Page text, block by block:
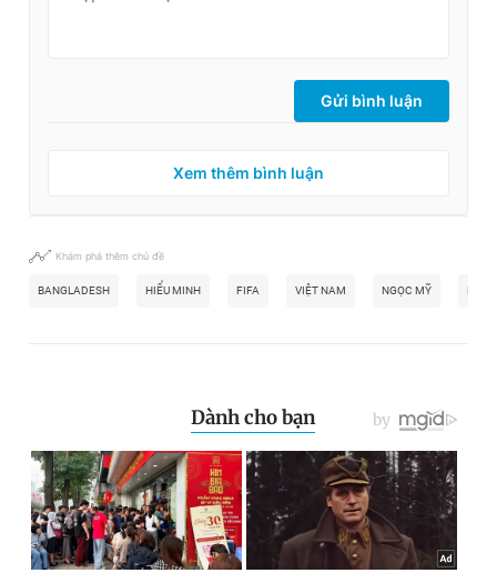
Gửi bình luận
Xem thêm bình luận
Khám phá thêm chủ đề
BANGLADESH HIỂU MINH FIFA VIỆT NAM NGỌC MỸ KIM